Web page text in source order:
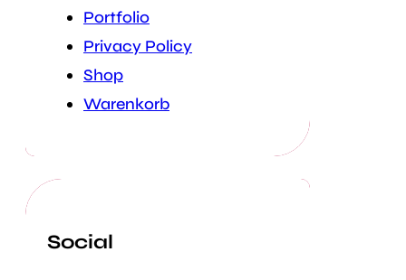
Portfolio
Privacy Policy
Shop
Warenkorb
Social